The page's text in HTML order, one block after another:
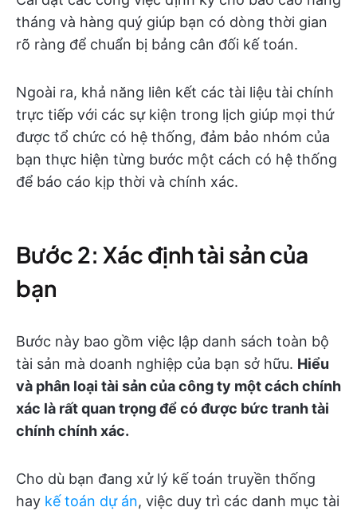
tháng và hàng quý giúp bạn có dòng thời gian
rõ ràng để chuẩn bị bảng cân đối kế toán.
Ngoài ra, khả năng liên kết các tài liệu tài chính
trực tiếp với các sự kiện trong lịch giúp mọi thứ
được tổ chức có hệ thống, đảm bảo nhóm của
bạn thực hiện từng bước một cách có hệ thống
để báo cáo kịp thời và chính xác.
Bước 2: Xác định tài sản của
bạn
Bước này bao gồm việc lập danh sách toàn bộ
tài sản mà doanh nghiệp của bạn sở hữu. Hiểu
và phân loại tài sản của công ty một cách chính
xác là rất quan trọng để có được bức tranh tài
chính chính xác.
Cho dù bạn đang xử lý kế toán truyền thống
hay kế toán dự án, việc duy trì các danh mục tài